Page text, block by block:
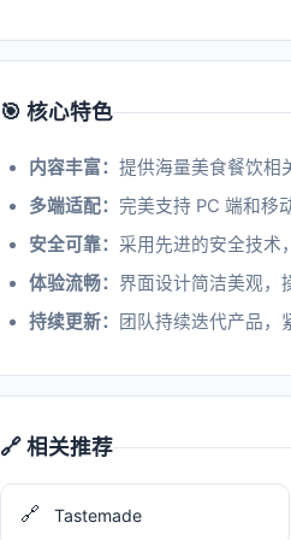
🎯 核心特色
内容丰富： 提供海量美食餐饮相
多端适配： 完美支持 PC 端和移
安全可靠： 采用先进的安全技术
体验流畅： 界面设计简洁美观，
持续更新：
团队持续迭代产品，
🔗 相关推荐
🔗 Tastemade